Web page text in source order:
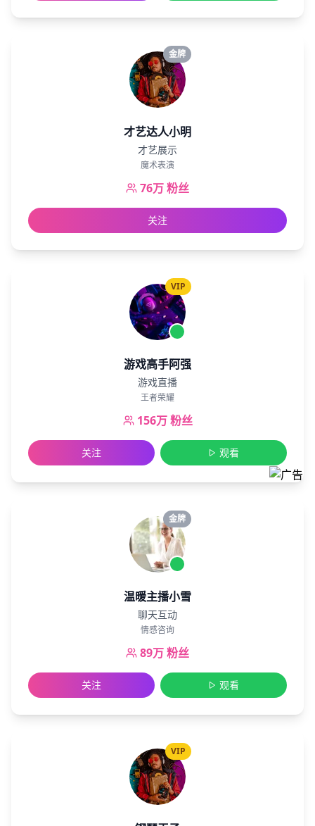
金牌
才艺达人小明
才艺展示
魔术表演
76万粉丝
关注
VIP
游戏高手阿强
游戏直播
王者荣耀
156万粉丝
关注 观看
金牌
温暖主播小雪
聊天互动
情感咨询
89万粉丝
关注 观看
VIP